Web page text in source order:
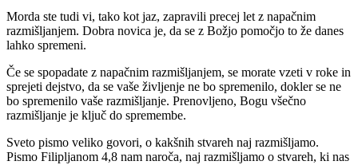
Morda ste tudi vi, tako kot jaz, zapravili precej let z napačnim
razmišljanjem. Dobra novica je, da se z Božjo pomočjo to že danes
lahko spremeni.
Če se spopadate z napačnim razmišljanjem, se morate vzeti v roke in
sprejeti dejstvo, da se vaše življenje ne bo spremenilo, dokler se ne
bo spremenilo vaše razmišljanje. Prenovljeno, Bogu všečno
razmišljanje je ključ do spremembe.
Sveto pismo veliko govori, o kakšnih stvareh naj razmišljamo.
Pismo Filipljanom 4,8 nam naroča, naj razmišljamo o stvareh, ki nas